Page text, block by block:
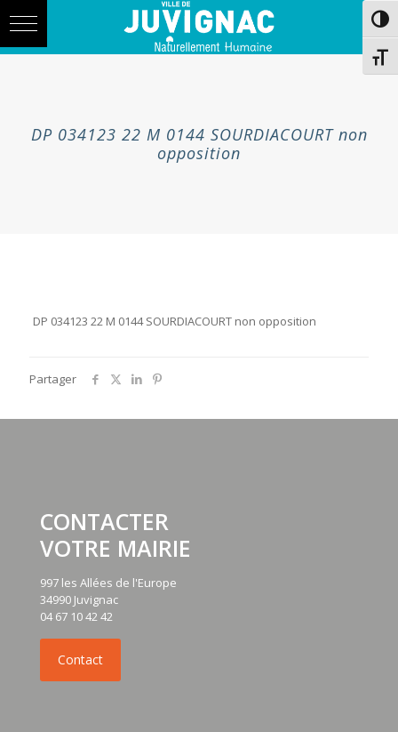
navigation
DP 034123 22 M 0144 SOURDIACOURT non
opposition
DP 034123 22 M 0144 SOURDIACOURT non opposition
Partager
CONTACTER
VOTRE MAIRIE
997 les Allées de l'Europe
34990 Juvignac
04 67 10 42 42